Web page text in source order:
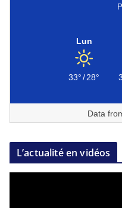
Lun
33°/28°
Data
L’actualité en vidéos